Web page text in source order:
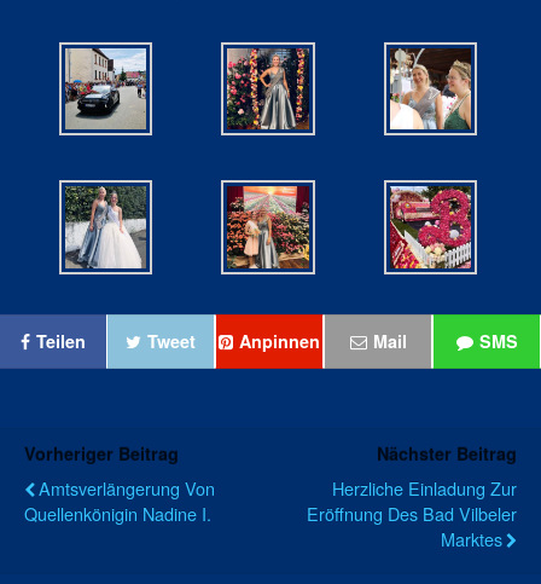
Teilen Tweet Anpinnen Mail SMS
Vorheriger Beitrag
Amtsverlängerung Von
Quellenkönigin Nadine I.
Nächster Beitrag
Herzliche Einladung Zur
Eröffnung Des Bad Vilbeler
Marktes